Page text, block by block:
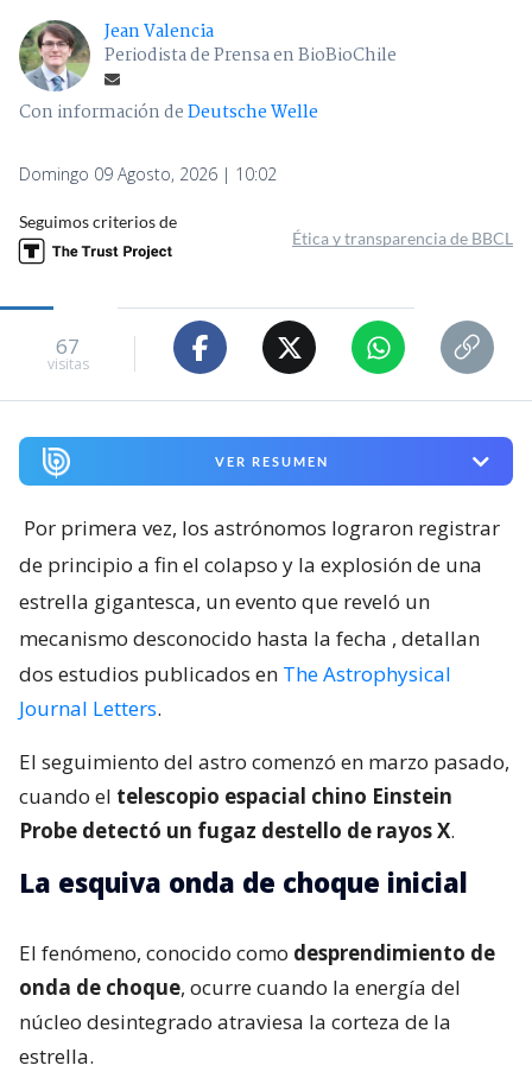
Jean Valencia
Periodista de Prensa en BioBioChile
Con información deDeutsche Welle
Domingo 09 Agosto, 2026 | 10:02
Seguimos criterios de
Ética y transparencia de BBCL
67
visitas
VER RESUMEN
Por primera vez, los astrónomos lograron registrar
de principio a fin el colapso y la explosión de una
estrella gigantesca, un evento que reveló un
mecanismo desconocido hasta la fecha , detallan
dos estudios publicados en The Astrophysical
Journal Letters.
El seguimiento del astro comenzó en marzo pasado,
cuando el telescopio espacial chino Einstein
Probe detectó un fugaz destello de rayos X.
La esquiva onda de choque inicial
El fenómeno, conocido como desprendimiento de
onda de choque, ocurre cuando la energía del
núcleo desintegrado atraviesa la corteza de la
estrella.